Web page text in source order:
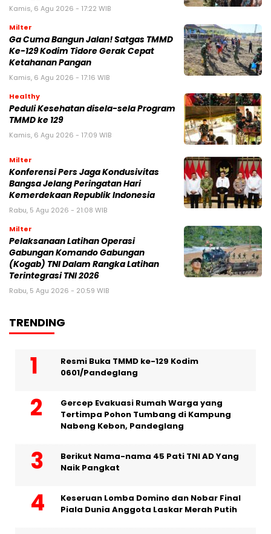
Kamis, 6 Agu 2026 - 17:22 WIB
Milter
Ga Cuma Bangun Jalan! Satgas TMMD
Ke-129 Kodim Tidore Gerak Cepat
Ketahanan Pangan
Kamis, 6 Agu 2026 - 17:16 WIB
Healthy
Peduli Kesehatan disela-sela Program
TMMD ke 129
Kamis, 6 Agu 2026 - 17:09 WIB
Milter
Konferensi Pers Jaga Kondusivitas
Bangsa Jelang Peringatan Hari
Kemerdekaan Republik Indonesia
Rabu, 5 Agu 2026 - 21:08 WIB
Milter
Pelaksanaan Latihan Operasi
Gabungan Komando Gabungan
(Kogab) TNI Dalam Rangka Latihan
Terintegrasi TNI 2026
Rabu, 5 Agu 2026 - 20:59 WIB
TRENDING
Resmi Buka TMMD ke-129 Kodim
0601/Pandeglang
Gercep Evakuasi Rumah Warga yang
Tertimpa Pohon Tumbang di Kampung
Nabeng Kebon, Pandeglang
Berikut Nama-nama 45 Pati TNI AD Yang
Naik Pangkat
Keseruan Lomba Domino dan Nobar Final
Piala Dunia Anggota Laskar Merah Putih